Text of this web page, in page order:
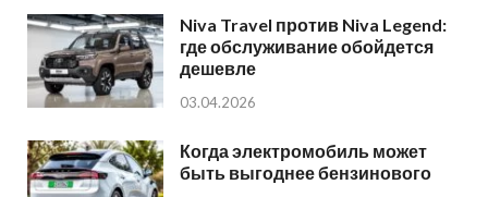
Niva Travel против Niva Legend:
где обслуживание обойдется
дешевле
03.04.2026
Когда электромобиль может
быть выгоднее бензинового